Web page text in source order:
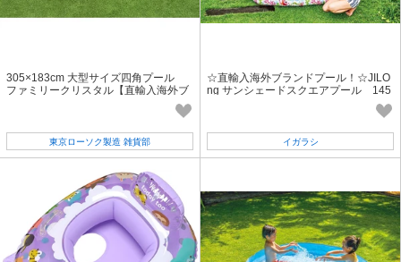
305×183cm 大型サイズ四角プール
ファミリークリスタル【直輸入海外ブ
東京ローソク製造 雑貨部
☆直輸入海外ブランドプール！☆JILO
ng サンシェードスクエアプール 145
イガラシ